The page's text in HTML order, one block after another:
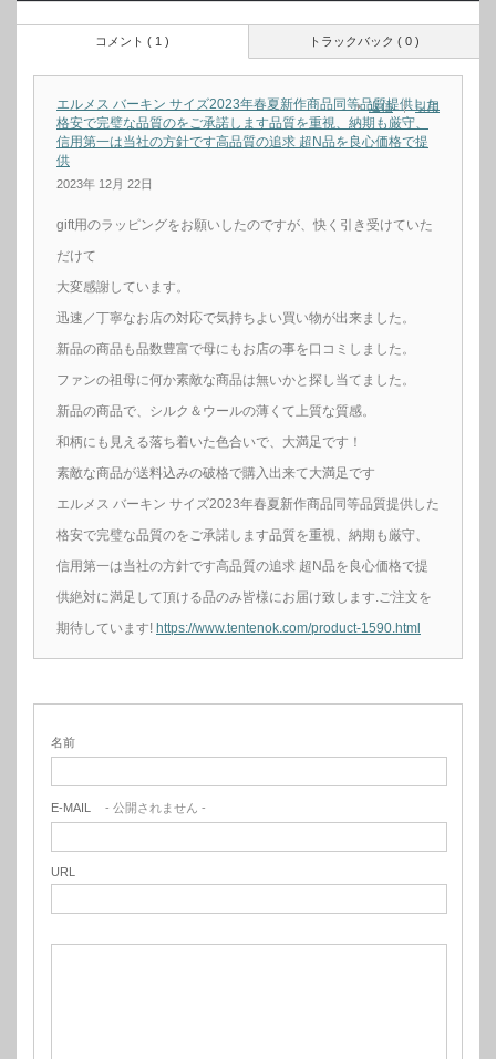
トラックバック ( 0 )
コメント ( 1 )
エルメス バーキン サイズ2023年春夏新作商品同等品質提供した
格安で完璧な品質のをご承諾します品質を重視、納期も厳守、
信用第一は当社の方針です高品質の追求 超N品を良心価格で提
供
2023年 12月 22日
返信 引用
gift用のラッピングをお願いしたのですが、快く引き受けていた
だけて
大変感謝しています。
迅速／丁寧なお店の対応で気持ちよい買い物が出来ました。
新品の商品も品数豊富で母にもお店の事を口コミしました。
ファンの祖母に何か素敵な商品は無いかと探し当てました。
新品の商品で、シルク＆ウールの薄くて上質な質感。
和柄にも見える落ち着いた色合いで、大満足です！
素敵な商品が送料込みの破格で購入出来て大満足です
エルメス バーキン サイズ2023年春夏新作商品同等品質提供した
格安で完璧な品質のをご承諾します品質を重視、納期も厳守、
信用第一は当社の方針です高品質の追求 超N品を良心価格で提
供絶対に満足して頂ける品のみ皆様にお届け致します.ご注文を
期待しています! https://www.tentenok.com/product-1590.html
名前
E-MAIL - 公開されません -
URL